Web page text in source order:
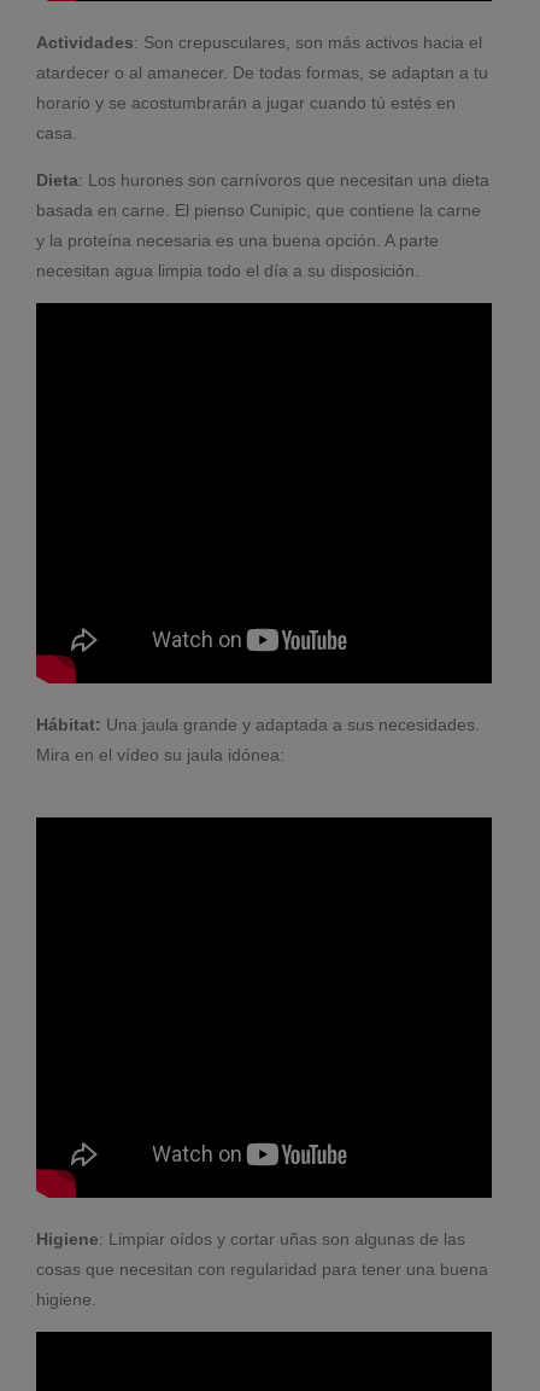
Actividades: Son crepusculares, son más activos hacia el
atardecer o al amanecer. De todas formas, se adaptan a tu
horario y se acostumbrarán a jugar cuando tú estés en
casa.
Dieta: Los hurones son carnívoros que necesitan una dieta
basada en carne. El pienso Cunipic, que contiene la carne
y la proteína necesaria es una buena opción. A parte
necesitan agua limpia todo el día a su disposición.
Hábitat: Una jaula grande y adaptada a sus necesidades.
Mira en el vídeo su jaula idónea:
Higiene: Limpiar oídos y cortar uñas son algunas de las
cosas que necesitan con regularidad para tener una buena
higiene.